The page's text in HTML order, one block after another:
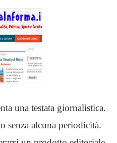
una testata giornalistica.
senza alcuna periodicità.